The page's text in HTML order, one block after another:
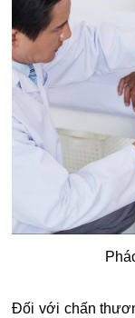
Đối với chấn